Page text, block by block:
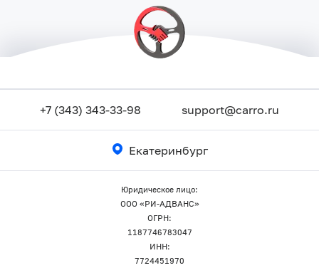
+7 (343) 343-33-98 support@carro.ru
Екатеринбург
Юридическое лицо:
ООО «РИ-АДВАНС»
ОГРН:
1187746783047
ИНН:
7724451970